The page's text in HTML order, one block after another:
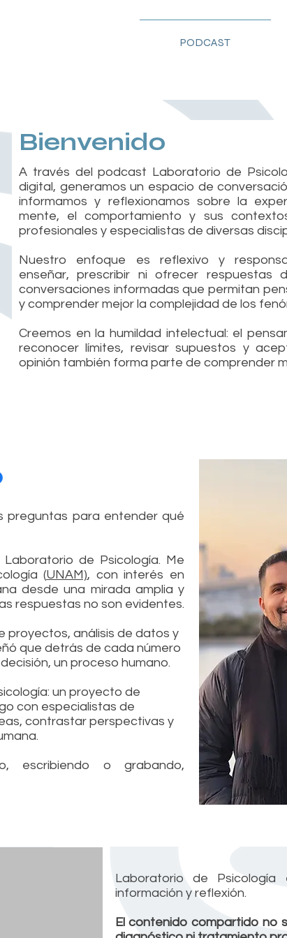
PODCAST
Bienvenido
A través del podcast Laboratorio de
digital, generamos un espacio de
informamos y reflexionamos sobre la
mente, el comportamiento y sus
profesionales y especialistas de diversas
Nuestro enfoque es reflexivo y
enseñar, prescribir ni ofrecer respuestas
conversaciones informadas que permitan
y comprender mejor la complejidad de los
Creemos en la humildad intelectual: el
reconocer límites, revisar supuestos y
opinión también forma parte de comprender
preguntas para entender qué
de Psicología. Me
(UNAM), con interés en
desde una mirada amplia y
respuestas no son evidentes.
proyectos, análisis de datos y
que detrás de cada número
un proceso humano.
un proyecto de
con especialistas de
contrastar perspectivas y
escribiendo o grabando,
Laboratorio de
información y reflexión.
El contenido compartido no